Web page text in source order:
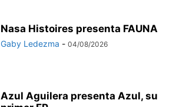
Nasa Histoires presenta FAUNA
Gaby Ledezma - 04/08/2026
Azul Aguilera presenta Azul, su